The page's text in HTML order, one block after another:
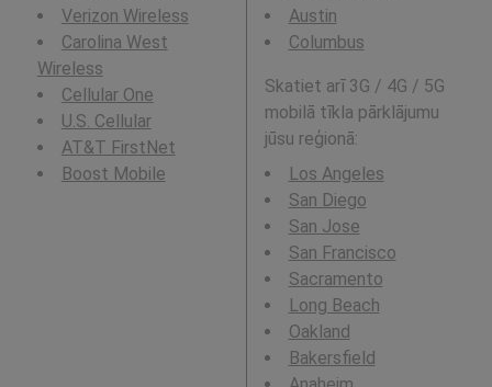
Verizon Wireless
Carolina West
Wireless
Cellular One
U.S. Cellular
AT&T FirstNet
Boost Mobile
Austin
Columbus
Skatiet arī 3G / 4G / 5G
mobilā tīkla pārklājumu
jūsu reģionā:
Los Angeles
San Diego
San Jose
San Francisco
Sacramento
Long Beach
Oakland
Bakersfield